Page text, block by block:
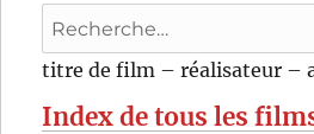
Recherche
pour
:
titre de film – réalisateur –
Index de tous les